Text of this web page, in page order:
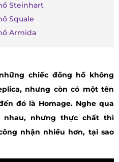
Steinhart
Squale
Armida
chiếc đồng hồ không
nhưng còn có một tên
đó là Homage. Nghe qua
nhưng thực chất thì
nhận nhiều hơn, tại sao